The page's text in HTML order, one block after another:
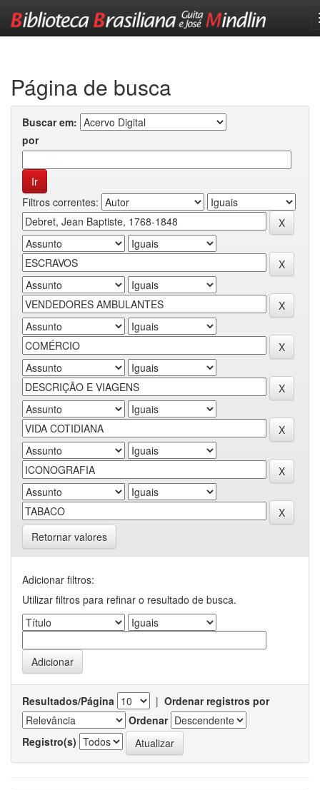
Página de busca
Buscar em:
por
Filtros correntes:
Retornar valores
Adicionar filtros:
Utilizar filtros para refinar o resultado de busca.
Resultados/Página | Ordenar registros por
Ordenar
Registro(s)